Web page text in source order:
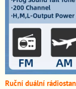
Ruční duální